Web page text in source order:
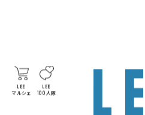
LEE
マルシェ
LEE
100人隊